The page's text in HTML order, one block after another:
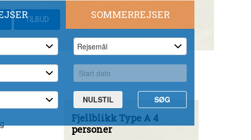
SOMMERREJSER
NULSTIL SØG
TILBUD
Fjellblikk Type A 4
personer